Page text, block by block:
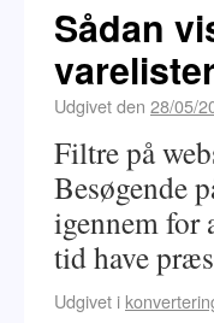
Sådan
Udgivet den 28/05/
Filtre på
Besøgende
igennem for
tid have
Udgivet i